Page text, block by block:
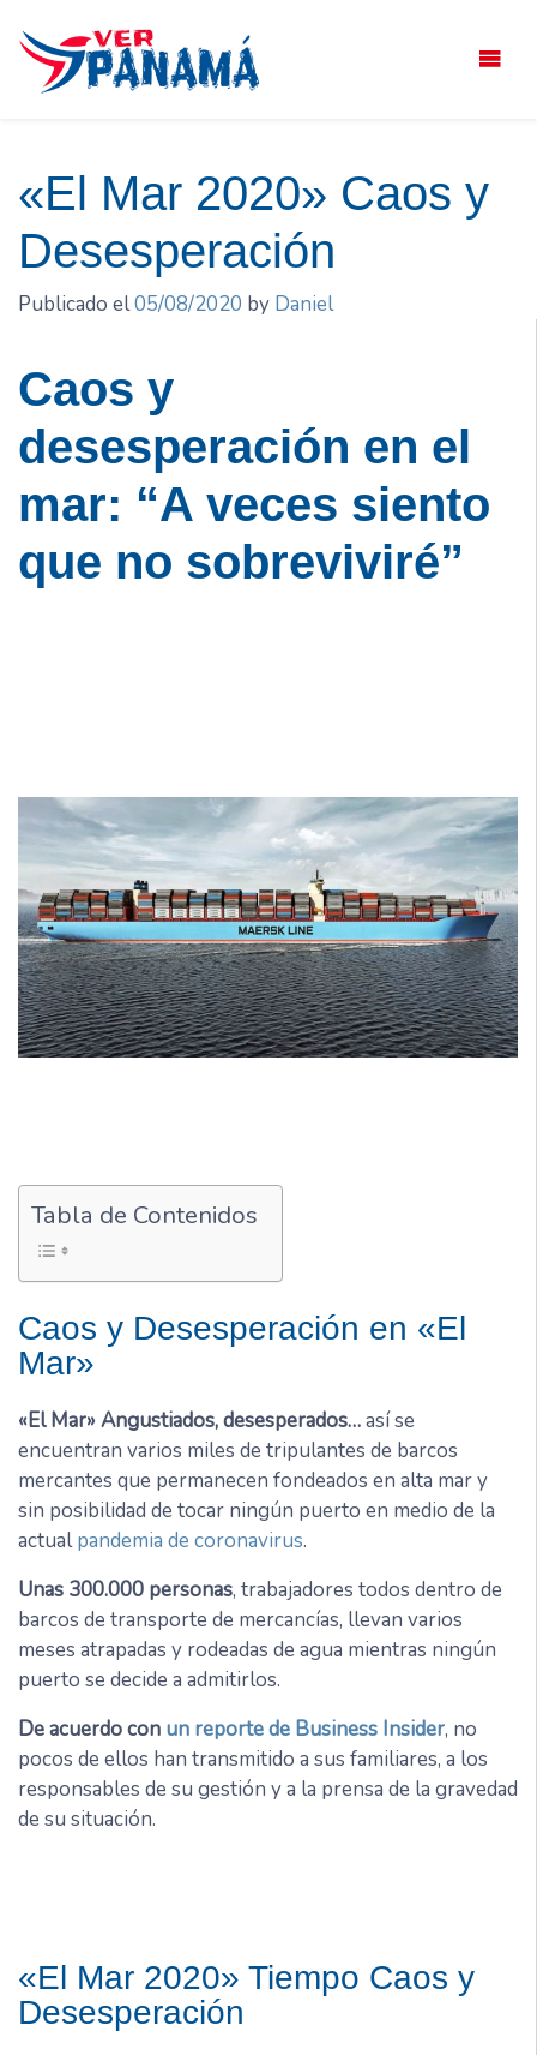
contenido
«El Mar 2020» Caos y
Desesperación
Publicado el05/08/2020 by Daniel
Caos y
desesperación en el
mar: “A veces siento
que no sobreviviré”
Tabla de Contenidos
Caos y Desesperación en «El
Mar»
«El Mar» Angustiados, desesperados…así se
encuentran varios miles de tripulantes de barcos
mercantes que permanecen fondeados en alta mar y
sin posibilidad de tocar ningún puerto en medio de la
actualpandemia de coronavirus.
Unas 300.000 personas, trabajadores todos dentro de
barcos de transporte de mercancías, llevan varios
meses atrapadas y rodeadas de agua mientras ningún
puerto se decide a admitirlos.
De acuerdo con un reporte de Business Insider, no
pocos de ellos han transmitido a sus familiares, a los
responsables de su gestión y a la prensa de la gravedad
de su situación.
«El Mar 2020» Tiempo Caos y
Desesperación